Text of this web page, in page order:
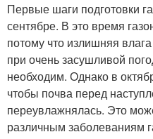
Солома на газоне
Первые шаги подготовки
сентябре. В это время
потому что излишняя
при очень засушливой
необходим. Однако в
чтобы почва перед
переувлажнялась. Это
различным заболеваниям